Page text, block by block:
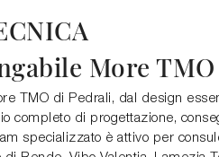
More TMO
TMO di Pedrali, dal design
completo di progettazione,
specializzato è attivo per